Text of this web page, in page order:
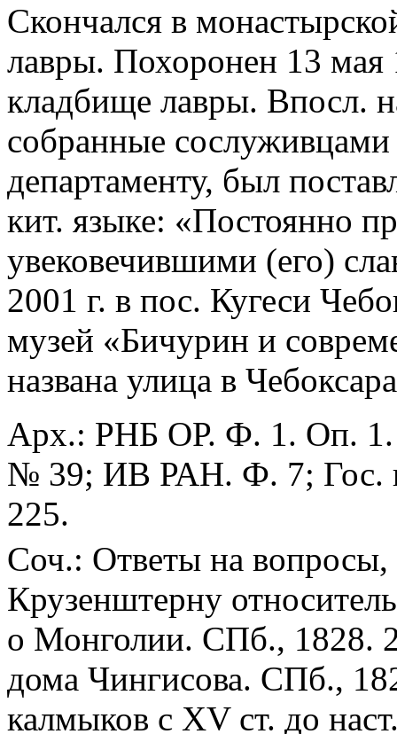
Скончался в
лавры. Похоронен 13 мая
кладбище лавры. Впосл.
собранные
департаменту, был
кит. языке: «Постоянно
увековечившими (его)
2001 г. в пос. Кугеси
музей «Бичурин и
названа улица в
Арх.: РНБ ОР. Ф. 1. Оп.
№ 39; ИВ РАН. Ф. 7; Гос.
225.
Соч.: Ответы на вопросы,
Крузенштерну
о Монголии. СПб., 1828.
дома Чингисова. СПб.,
калмыков с XV ст. до